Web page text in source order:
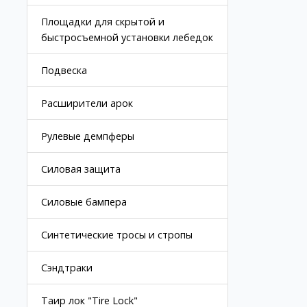
Площадки для скрытой и
быстросъемной установки лебедок
Подвеска
Расширители арок
Рулевые демпферы
Силовая защита
Силовые бампера
Синтетические тросы и стропы
Сэндтраки
Таир лок "Tire Lock"